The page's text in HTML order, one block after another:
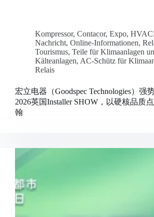
Kompressor, Contacor, Expo,
Nachricht, Online-Informationen,
Tourismus, Teile für Klimaanlagen
Kälteanlagen, AC-Schütz für
Relais
宏立电器（Goodspec Technologies）强
2026英国Installer SHOW，以硬核品质
翰